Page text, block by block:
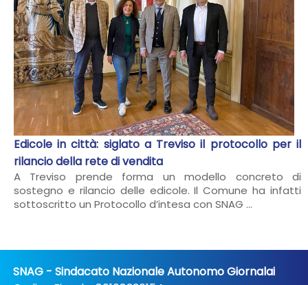
Edicole in città: siglato a Treviso il protocollo per il
rilancio della rete di vendita
A Treviso prende forma un modello concreto di
sostegno e rilancio delle edicole. Il Comune ha infatti
sottoscritto un Protocollo d’intesa con SNAG ...
SNAG - Sindacato Nazionale Autonomo Giornalai